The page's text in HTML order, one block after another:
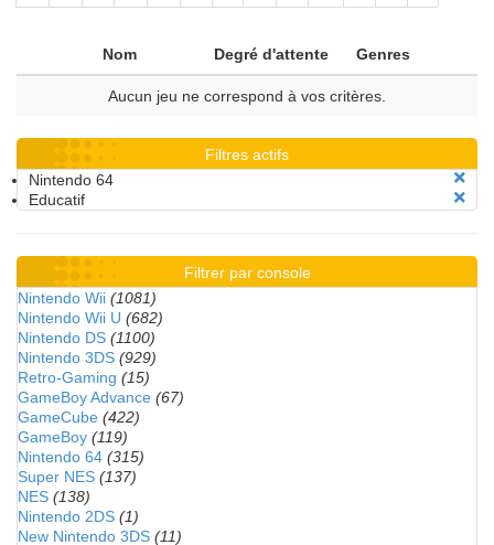
Nom Degré d'attente Genres
Aucun jeu ne correspond à vos critères.
Filtres actifs
Nintendo 64
Educatif
Filtrer par console
Nintendo Wii (1081)
Nintendo Wii U (682)
Nintendo DS (1100)
Nintendo 3DS (929)
Retro-Gaming (15)
GameBoy Advance (67)
GameCube (422)
GameBoy (119)
Nintendo 64 (315)
Super NES (137)
NES (138)
Nintendo 2DS (1)
New Nintendo 3DS (11)